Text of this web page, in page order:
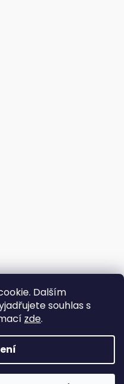
Dalším
souhlas s
zde.